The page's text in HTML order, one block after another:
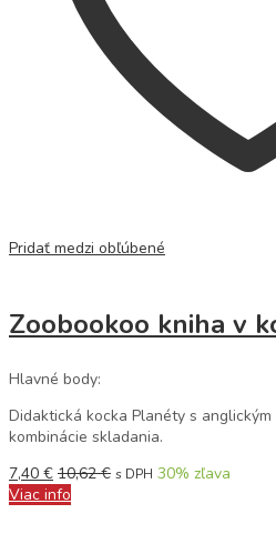
Pridať medzi obľúbené
Zoobookoo kniha v
Hlavné body:
Didaktická kocka Planéty s anglickým
kombinácie skladania.
7,40 € 10,62€ s DPH 30% zľava
Viac info